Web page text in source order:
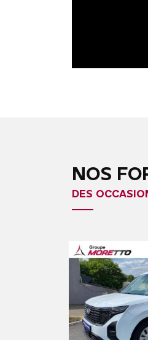
NOS
DES